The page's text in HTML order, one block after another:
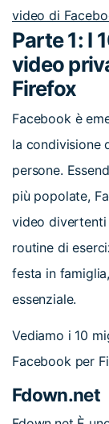
video di
Parte 1: I
video
Firefox
Facebook è
la condivisione
persone.
più popolate,
video
routine di
festa in
essenziale.
Vediamo i 10
Facebook per
Fdown.net